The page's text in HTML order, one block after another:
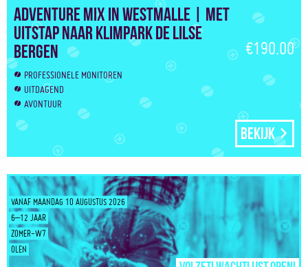
Adventure Mix in Westmalle | Met
uitstap naar klimpark De Lilse
Bergen
€190.00
PROFESSIONELE MONITOREN
UITDAGEND
AVONTUUR
Bekijk
VANAF MAANDAG 10 AUGUSTUS 2026
6–12 JAAR
ZOMER-W7
OLEN